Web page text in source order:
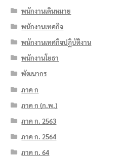
พนักงานเดินหมาย
พนักงานเทศกิจ
พนักงานเทศกิจปฏิบัติงาน
พนักงานโยธา
พัฒนากร
ภาค ก
ภาค ก (ก.พ.)
ภาค ก. 2563
ภาค ก. 2564
ภาค ก. 64